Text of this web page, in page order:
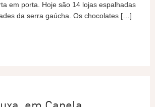
em porta. Hoje são 14 lojas espalhadas
da serra gaúcha. Os chocolates […]